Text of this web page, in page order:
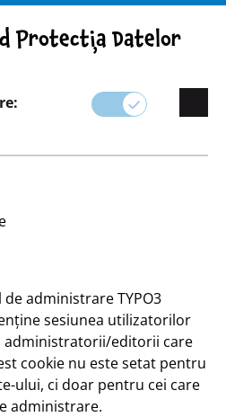
de la accesorii moderne
de sezon, care vor
și primitoare în orice
Protecția Datelor
administrare TYPO3
sesiunea utilizatorilor
administratorii/editorii care
cookie nu este setat pentru
ului, ci doar pentru cei care
administrare.